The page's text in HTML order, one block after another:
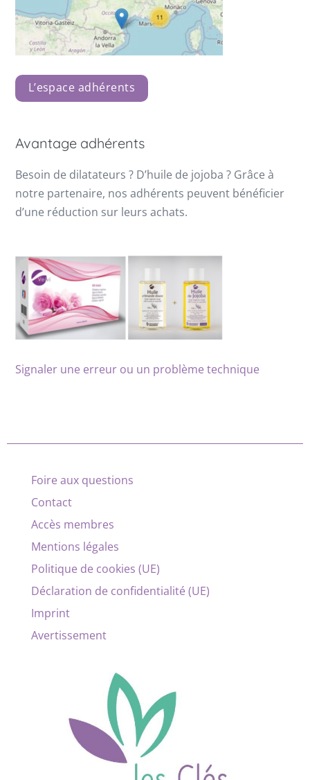
L’espace adhérents
Avantage adhérents
Besoin de dilatateurs ? D’huile de jojoba ? Grâce à
notre partenaire, nos adhérents peuvent bénéficier
d’une réduction sur leurs achats.
Signaler une erreur ou un problème technique
Foire aux questions
Contact
Accès membres
Mentions légales
Politique de cookies (UE)
Déclaration de confidentialité (UE)
Imprint
Avertissement